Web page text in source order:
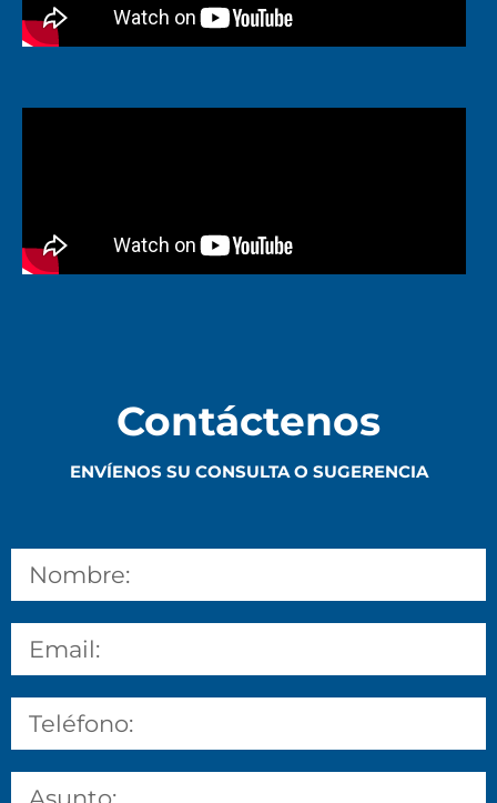
Ver Más Seguínos en Instagram
Contáctenos
ENVÍENOS SU CONSULTA O SUGERENCIA